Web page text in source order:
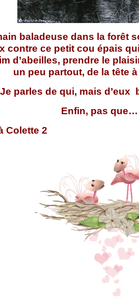
baladeuse dans la forêt
contre ce petit cou épais
d’abeilles, prendre le
un peu partout, de la tête
Je parles de qui, mais d’eux
Enfin, pas que…
Colette 2